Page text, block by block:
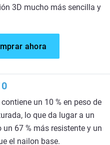
3D mucho más sencilla y
ahora
un 10 % en peso de
lo que da lugar a un
67 % más resistente y un
el nailon base.